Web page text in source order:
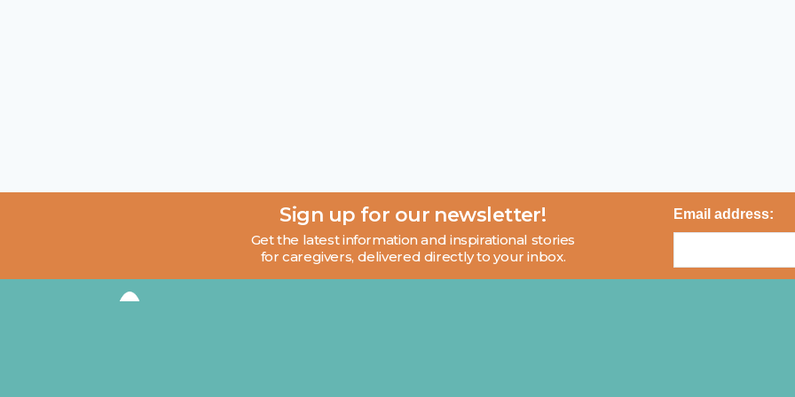
Sign up for our newsletter!
Get the latest information and inspirational stories
for caregivers, delivered directly to your inbox.
Email address: